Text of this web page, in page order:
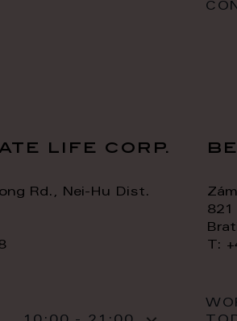
life corp.
Rd., Nei-Hu Dist.
821
T: